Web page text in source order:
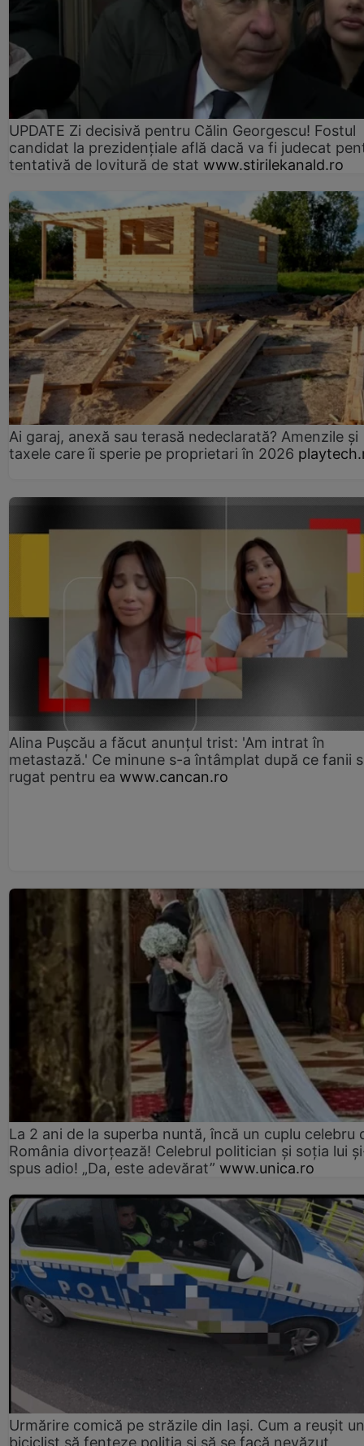
UPDATE Zi decisivă pentru Călin Georgescu! Fostul
candidat la prezidențiale află dacă va fi judecat
tentativă de lovitură de stat www.stirilekanald.ro
Ai garaj, anexă sau terasă nedeclarată? Amenzile și
taxele care îi sperie pe proprietari în 2026
Alina Pușcău a făcut anunțul trist: 'Am intrat în
metastază.' Ce minune s-a întâmplat după ce fanii
rugat pentru ea www.cancan.ro
La 2 ani de la superba nuntă, încă un cuplu celebru
România divorțează! Celebrul politician și soția lui
spus adio! „Da, este adevărat” www.unica.ro
Urmărire comică pe străzile din Iași. Cum a reușit un
biciclist să fenteze poliția și să se facă nevăzut